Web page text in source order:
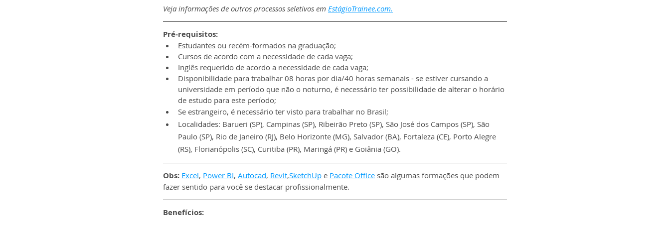
Veja informações de outros processos seletivos em EstágioTrainee.com.
Pré-requisitos:
Estudantes ou recém-formados na graduação;
Cursos de acordo com a necessidade de cada vaga;
Inglês requerido de acordo a necessidade de cada vaga;
Disponibilidade para trabalhar 08 horas por dia/40 horas semanais - se estiver cursando a
universidade em período que não o noturno, é necessário ter possibilidade de alterar o horário
de estudo para este período;
Se estrangeiro, é necessário ter visto para trabalhar no Brasil;
Localidades: Barueri (SP), Campinas (SP), Ribeirão Preto (SP), São José dos Campos (SP), São
Paulo (SP), Rio de Janeiro (RJ), Belo Horizonte (MG), Salvador (BA), Fortaleza (CE), Porto Alegre
(RS), Florianópolis (SC), Curitiba (PR), Maringá (PR) e Goiânia (GO).
Obs: Excel, Power BI, Autocad, Revit,SketchUp e Pacote Office são algumas formações que podem
fazer sentido para você se destacar profissionalmente.
Benefícios: